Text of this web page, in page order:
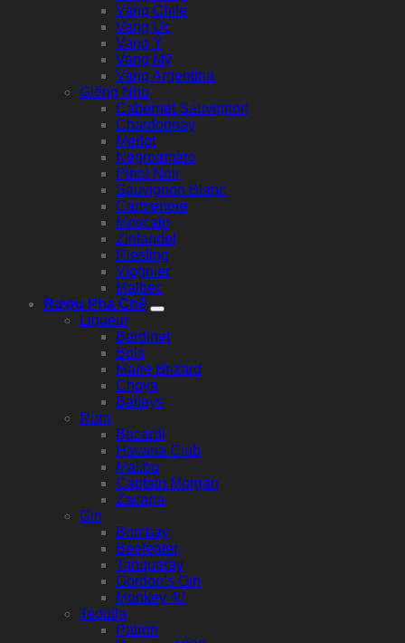
Vang Chile
Vang Úc
Vang Ý
Vang Mỹ
Vang Argentina
Giống Nho
Cabernet Sauvignon
Chardonnay
Merlot
Negroamaro
Pinot Noir
Sauvignon Blanc
Carmenere
Moscato
Zinfandel
Riesling
Viognier
Malbec
Rượu Pha Chế
Liqueur
Bardinet
Bols
Marie Brizard
Choya
Baileys
Rum
Bacardi
Havana Club
Malibu
Captain Morgan
Zacapa
Gin
Bombay
Beefeater
Tanqueray
Gordon’s Gin
Monkey 47
Tequila
Patron